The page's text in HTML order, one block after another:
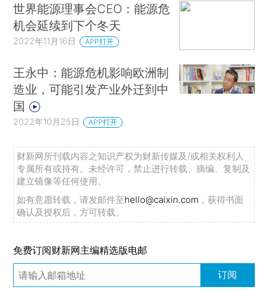
世界能源理事会CEO：能源危
机会延续到下个冬天
2022年11月16日 APP打开
王永中：能源危机影响欧洲制
造业，可能引发产业外迁到中
国
2022年10月25日 APP打开
财新网所刊载内容之知识产权为财新传媒及/或相关权利人
专属所有或持有。未经许可，禁止进行转载、摘编、复制及
建立镜像等任何使用。
如有意愿转载，请发邮件至hello@caixin.com ，获得书面
确认及授权后，方可转载。
免费订阅财新网主编精选版电邮
订阅